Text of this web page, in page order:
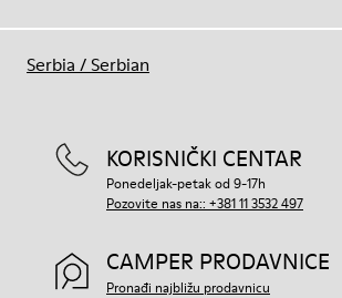
KORISNIČKI CENTAR
Ponedeljak-petak od 9-17h
Pozovite nas na:: +381 11 3532 497
CAMPER PRODAVNICE
Pronađi najbližu prodavnicu
Serbia /Serbian